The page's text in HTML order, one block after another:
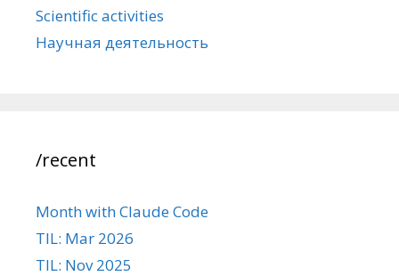
Scientific activities
Научная деятельность
/recent
Month with Claude Code
TIL: Mar 2026
TIL: Nov 2025